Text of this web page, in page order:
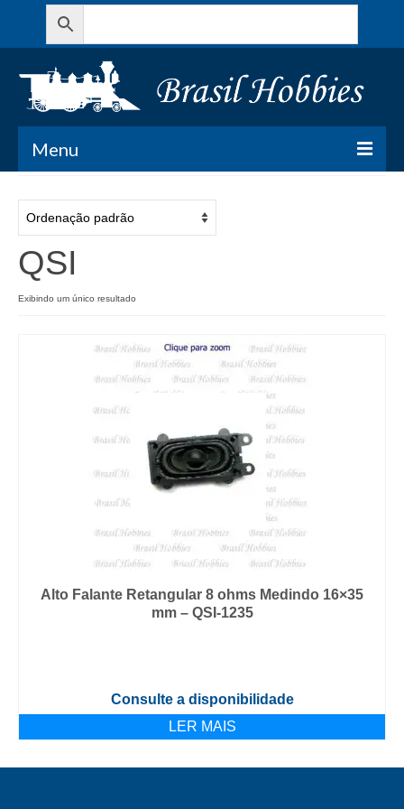
Menu
Todos os Produtos
Meu Carrinho
Minha conta
QSI
Exibindo um único resultado
Alto Falante Retangular 8 ohms Medindo 16×35
mm – QSI-1235
Consulte a disponibilidade
LER MAIS